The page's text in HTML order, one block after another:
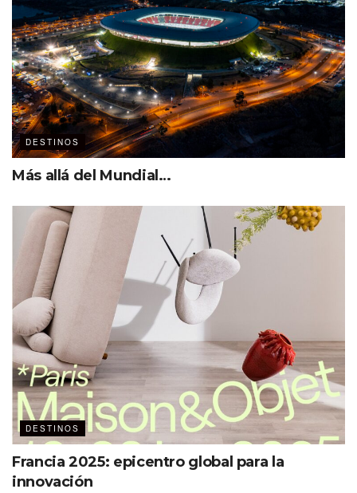
DESTINOS
Más allá del Mundial…
DESTINOS
Francia 2025: epicentro global para la
innovación